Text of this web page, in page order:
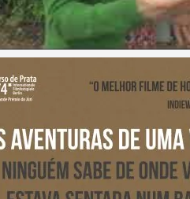
Termo de Pesquisa